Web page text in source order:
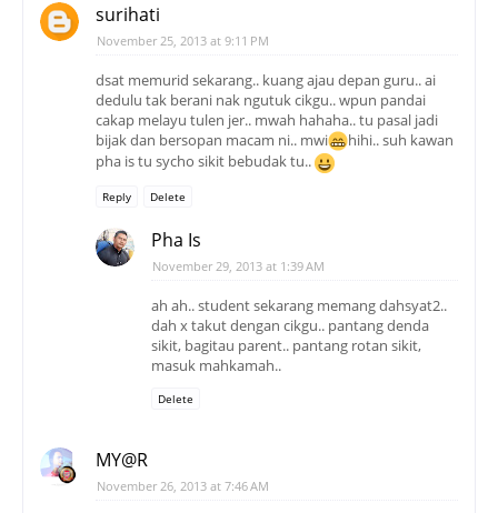
surihati
November 25, 2013 at 9:11 PM
dsat memurid sekarang.. kuang ajau depan guru.. ai
dedulu tak berani nak ngutuk cikgu.. wpun pandai
cakap melayu tulen jer.. mwah hahaha.. tu pasal jadi
bijak dan bersopan macam ni.. mwi
hihi.. suh kawan
pha is tu sycho sikit bebudak tu..
Reply Delete
Pha Is
November 29, 2013 at 1:39 AM
ah ah.. student sekarang memang dahsyat2..
dah x takut dengan cikgu.. pantang denda
sikit, bagitau parent.. pantang rotan sikit,
masuk mahkamah..
Delete
MY@R
November 26, 2013 at 7:46 AM